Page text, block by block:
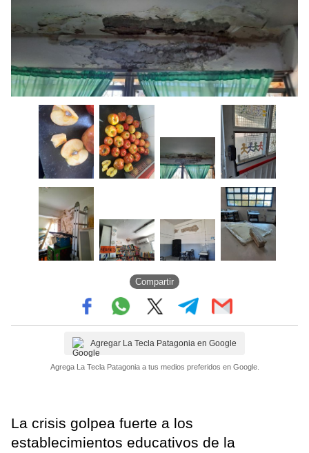
Compartir
Agregar La Tecla Patagonia en Google
Agrega La Tecla Patagonia a tus medios preferidos en Google.
La crisis golpea fuerte a los
establecimientos educativos de la